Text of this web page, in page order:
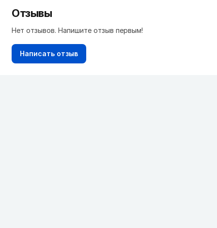
Отзывы
Нет отзывов. Напишите отзыв первым!
Написать отзыв